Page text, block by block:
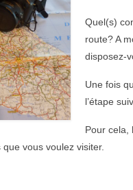
Quel(s)
route? A
disposez-
Une fois
l’étape
Pour cela,
vous voulez visiter.